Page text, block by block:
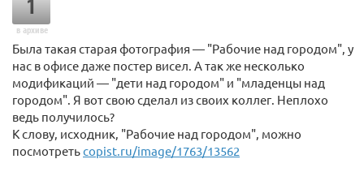
1
в архиве
Была такая старая фотография — "Рабочие над городом", у
нас в офисе даже постер висел. А так же несколько
модификаций — "дети над городом" и "младенцы над
городом". Я вот свою сделал из своих коллег. Неплохо
ведь получилось?
К слову, исходник, "Рабочие над городом", можно
посмотретьcopist.ru/image/1763/13562